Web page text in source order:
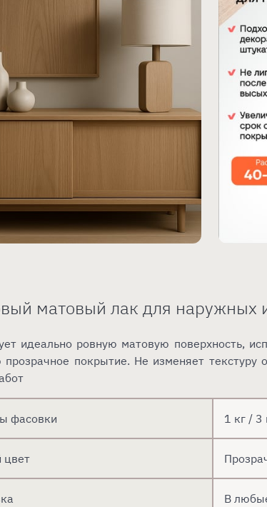
матовый лак для наружных
идеально ровную матовую поверхность,
прозрачное покрытие. Не изменяет
фасовки 1 кг / 3
цвет
В